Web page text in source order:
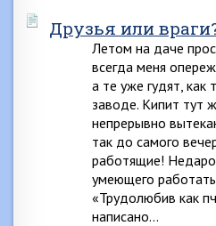
Друзья или
Летом на даче
всегда меня
а те уже гудят,
заводе. Кипит тут
непрерывно
так до самого
работящие!
умеющего
«Трудолюбив как
написано…